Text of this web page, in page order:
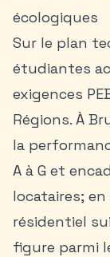
écologiques
Sur le plan
étudiantes
exigences
Régions. À
la
A à G et
locataires; en
résidentiel
figure parmi